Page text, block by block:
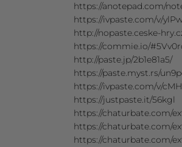
https://anotepad.com/
https://ivpaste.com/v/
http://nopaste.ceske-
https://commie.io/
http://paste.jp/2b1e81a5/
https://paste.myst.rs/
https://ivpaste.com/v/
https://justpaste.it/56kgl
https://chaturbate.com/
https://chaturbate.com/
https://chaturbate.com/